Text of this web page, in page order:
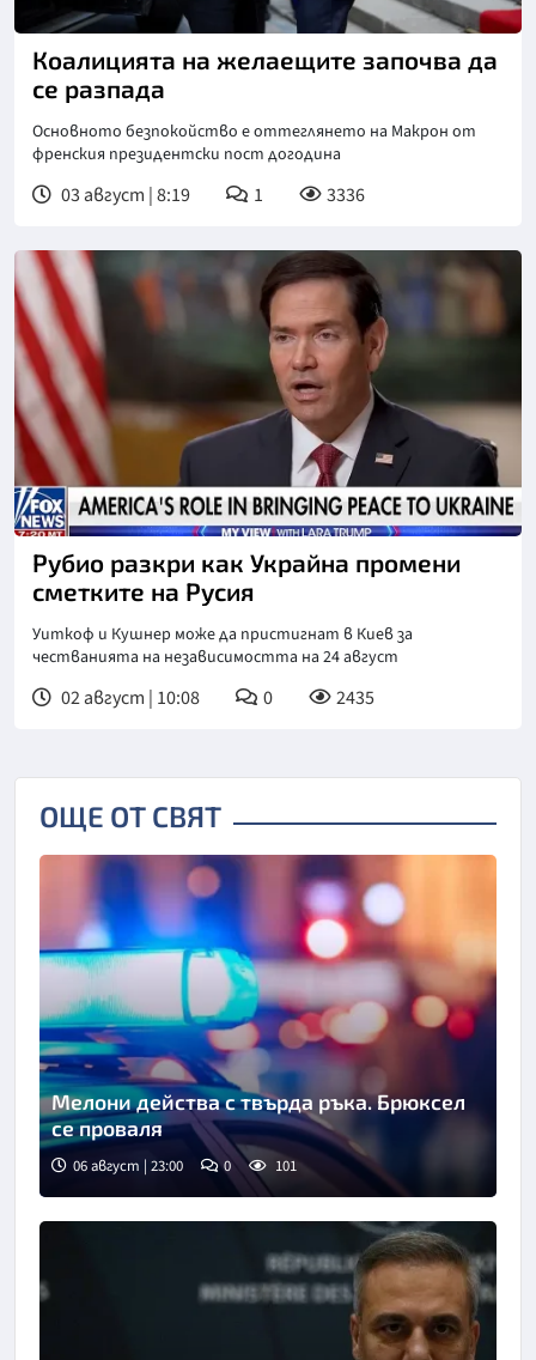
Коалицията на желаещите започва да
се разпада
Основното безпокойство е оттеглянето на Макрон от
френския президентски пост догодина
03 август | 8:19 1 3336
Рубио разкри как Украйна промени
сметките на Русия
Уиткоф и Кушнер може да пристигнат в Киев за
честванията на независимостта на 24 август
02 август | 10:08 0 2435
ОЩЕ ОТ СВЯТ
Мелони действа с твърда ръка. Брюксел
се проваля
06 август | 23:00 0 101